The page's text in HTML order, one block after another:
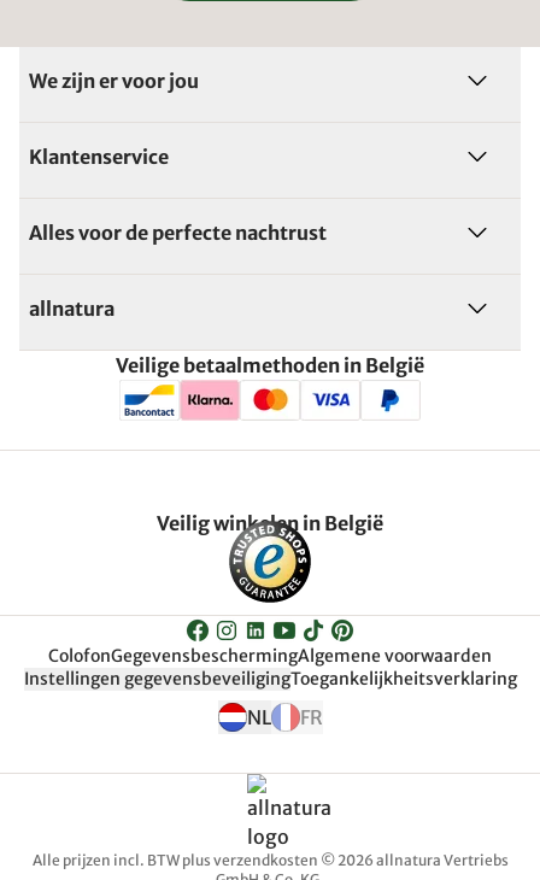
We zijn er voor jou
Klantenservice
Alles voor de perfecte nachtrust
allnatura
Veilige betaalmethoden in België
Veilig winkelen in België
ColofonGegevensbeschermingAlgemene voorwaarden
Instellingen gegevensbeveiligingToegankelijkheitsverklaring
NL FR
Alle prijzen incl. BTW plus verzendkosten © 2026 allnatura Vertriebs